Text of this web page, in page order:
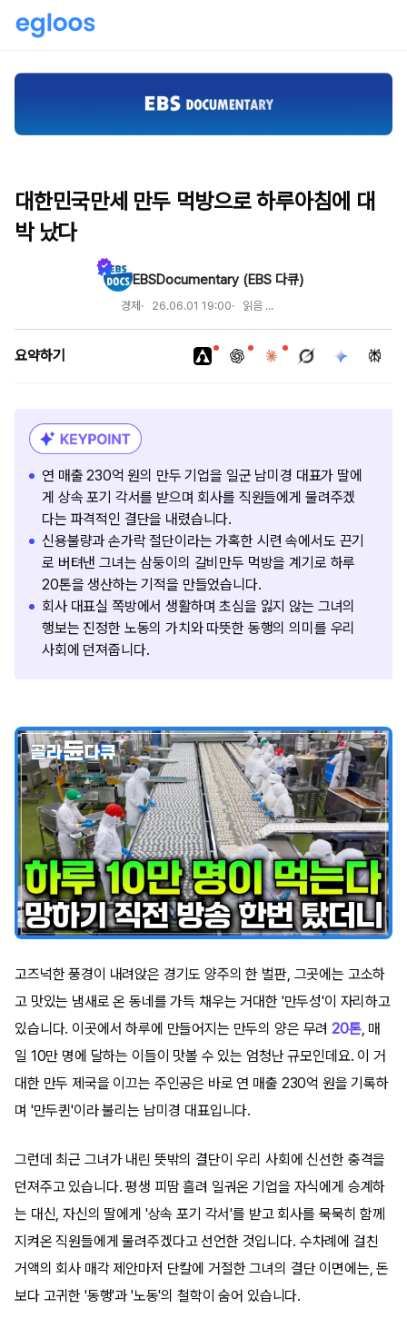
대한민국만세 만두 먹방으로 하루아침에 대
박 났다
EBSDocumentary (EBS 다큐)
경제 26.06.01 19:00 읽음 ...
요약하기
연 매출 230억 원의 만두 기업을 일군 남미경 대표가 딸에
게 상속 포기 각서를 받으며 회사를 직원들에게 물려주겠
다는 파격적인 결단을 내렸습니다.
신용불량과 손가락 절단이라는 가혹한 시련 속에서도 끈기
로 버텨낸 그녀는 삼둥이의 갈비만두 먹방을 계기로 하루
20톤을 생산하는 기적을 만들었습니다.
회사 대표실 쪽방에서 생활하며 초심을 잃지 않는 그녀의
행보는 진정한 노동의 가치와 따뜻한 동행의 의미를 우리
사회에 던져줍니다.
고즈넉한 풍경이 내려앉은 경기도 양주의 한 벌판, 그곳에는 고소하
고 맛있는 냄새로 온 동네를 가득 채우는 거대한 '만두성'이 자리하고
있습니다. 이곳에서 하루에 만들어지는 만두의 양은 무려20톤, 매
일 10만 명에 달하는 이들이 맛볼 수 있는 엄청난 규모인데요. 이 거
대한 만두 제국을 이끄는 주인공은 바로 연 매출 230억 원을 기록하
며 '만두퀸'이라 불리는 남미경 대표입니다.
그런데 최근 그녀가 내린 뜻밖의 결단이 우리 사회에 신선한 충격을
던져주고 있습니다. 평생 피땀 흘려 일궈온 기업을 자식에게 승계하
는 대신, 자신의 딸에게 '상속 포기 각서'를 받고 회사를 묵묵히 함께
지켜온 직원들에게 물려주겠다고 선언한 것입니다. 수차례에 걸친
거액의 회사 매각 제안마저 단칼에 거절한 그녀의 결단 이면에는, 돈
보다 고귀한 '동행'과 '노동'의 철학이 숨어 있습니다.